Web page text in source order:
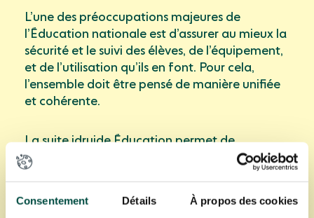
Consentement Détails À propos des cookies
L’une des préoccupations majeures de
l’Éducation nationale est d’assurer au mieux la
sécurité et le suivi des élèves, de l’équipement,
et de l’utilisation qu’ils en font. Pour cela,
l’ensemble doit être pensé de manière unifiée
et cohérente.
La suite idruide Éducation permet de
répondre à ce besoin de gestion unifiée des
Stonehenge
vous permet de configurer et de gérer votre
parc numérique à distance. Avec une